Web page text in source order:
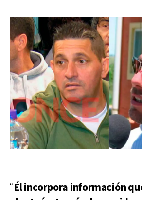
“Él incorpora información